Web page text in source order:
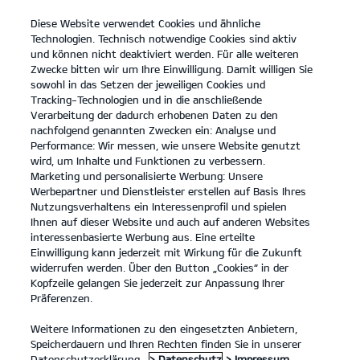
open
menu
KONTAKT
INZAHLUNGNAHME
INZAHLUNGNAHME
Bitte wähle das Kia Modell aus, für das du dich interessierst und gib
deine Kontaktdaten an.
Wunschfahrzeug
Bitte wähle ein Modell.
Diese Website verwendet Cookies und ähnliche
Technologien. Technisch notwendige Cookies sind aktiv
und können nicht deaktiviert werden. Für alle weiteren
Zwecke bitten wir um Ihre Einwilligung. Damit willigen Sie
sowohl in das Setzen der jeweiligen Cookies und
Tracking-Technologien und in die anschließende
Verarbeitung der dadurch erhobenen Daten zu den
nachfolgend genannten Zwecken ein: Analyse und
Performance: Wir messen, wie unsere Website genutzt
wird, um Inhalte und Funktionen zu verbessern.
Marketing und personalisierte Werbung: Unsere
Werbepartner und Dienstleister erstellen auf Basis Ihres
Nutzungsverhaltens ein Interessenprofil und spielen
Ihnen auf dieser Website und auch auf anderen Websites
interessenbasierte Werbung aus. Eine erteilte
Einwilligung kann jederzeit mit Wirkung für die Zukunft
widerrufen werden. Über den Button „Cookies“ in der
Kopfzeile gelangen Sie jederzeit zur Anpassung Ihrer
Präferenzen.
Weitere Informationen zu den eingesetzten Anbietern,
Speicherdauern und Ihren Rechten finden Sie in unserer